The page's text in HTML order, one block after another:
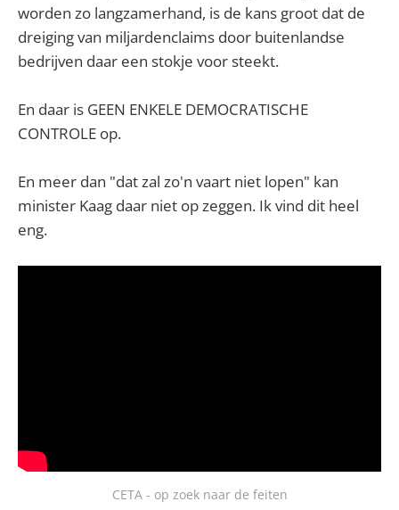
worden zo langzamerhand, is de kans groot dat de
dreiging van miljardenclaims door buitenlandse
bedrijven daar een stokje voor steekt.
En daar is GEEN ENKELE DEMOCRATISCHE
CONTROLE op.
En meer dan "dat zal zo'n vaart niet lopen" kan
minister Kaag daar niet op zeggen. Ik vind dit heel
eng.
CETA - op zoek naar de feiten